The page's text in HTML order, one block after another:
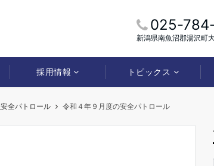
025-
新潟県南魚沼郡湯沢町
採用情報 トピックス
_安全パトロール 令和４年９月度の安全パトロール